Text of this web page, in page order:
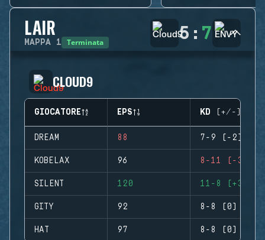
LAIR
MAPPA 1 Terminata 5 : 7
CLOUD9
GIOCATORE EPS KD (+/-)
DREAM 88 7-9 (-2)
KOBELAX 96 8-11 (-3)
SILENT 120 11-8 (+3)
GITY 92 8-8 (0)
HAT 97 8-8 (0)